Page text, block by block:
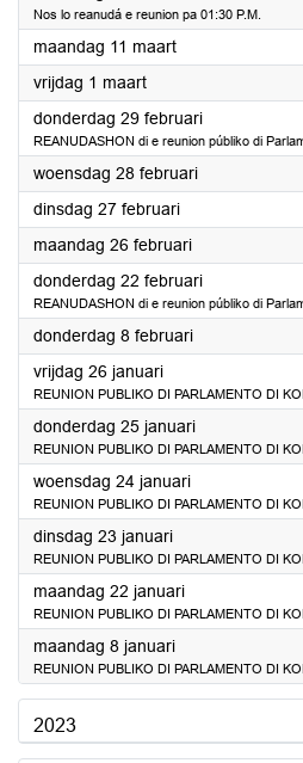
Nos lo reanudá e reunion pa 01:30 P.M.
maandag 11 maart2024
vrijdag 1 maart2024
donderdag 29 februari2024
REANUDASHON di e reunion públiko di
woensdag 28 februari2024
dinsdag 27 februari2024
maandag 26 februari2024
donderdag 22 februari2024
REANUDASHON di e reunion públiko di
donderdag 8 februari2024
vrijdag 26 januari2024
REUNION PUBLIKO DI PARLAMENTO DI
donderdag 25 januari2024
REUNION PUBLIKO DI PARLAMENTO DI
woensdag 24 januari2024
REUNION PUBLIKO DI PARLAMENTO DI
dinsdag 23 januari2024
REUNION PUBLIKO DI PARLAMENTO DI
maandag 22 januari2024
REUNION PUBLIKO DI PARLAMENTO DI
maandag 8 januari2024
REUNION PUBLIKO DI PARLAMENTO DI
2023